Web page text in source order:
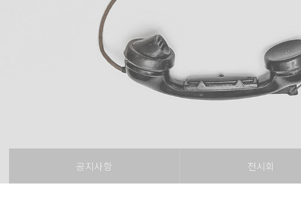
공지사항 전시회